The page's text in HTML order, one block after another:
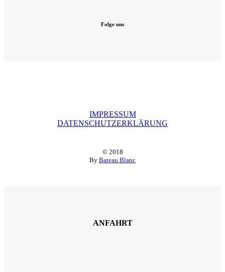
Folge uns
IMPRESSUM
DATENSCHUTZERKLÄRUNG
© 2018
By Bateau Blanc
ANFAHRT